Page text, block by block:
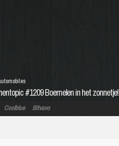
#1209 Boemelen in het zonnetje!
Coolblue Bitvavo